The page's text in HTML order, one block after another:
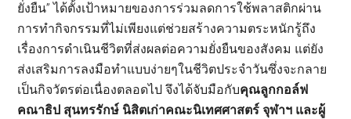
ยั่งยืน” ได้ตั้งเป้าหมายของการร่วมลดการใช้พลาสติกผ่าน
การทำกิจกรรมที่ไม่เพียงแต่ช่วยสร้างความตระหนักรู้ถึง
เรื่องการดำเนินชีวิตที่ส่งผลต่อความยั่งยืนของสังคม แต่ยัง
ส่งเสริมการลงมือทำแบบง่ายๆในชีวิตประจำวันซึ่งจะกลาย
เป็นกิจวัตรต่อเนื่องตลอดไป จึงได้จับมือกับคุณลูกกอล์ฟ
คณาธิป สุนทรรักษ์ นิสิตเก่าคณะนิเทศศาสตร์ จุฬาฯ และผู้